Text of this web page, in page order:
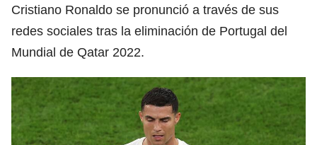
Cristiano Ronaldo se pronunció a través de sus
redes sociales tras la eliminación de Portugal del
Mundial de Qatar 2022.